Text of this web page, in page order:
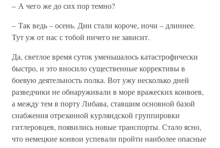
– А чего же до сих пор темно?
– Так ведь – осень. Дни стали короче, ночи – длиннее.
Тут уж от нас с тобой ничего не зависит.
Да, светлое время суток уменьшалось катастрофически
быстро, и это вносило существенные коррективы в
боевую деятельность полка. Вот ужу несколько дней
разведчики не обнаруживали в море вражеских конвоев,
а между тем в порту Либава, ставшим основной базой
снабжения отрезанной курляндской группировки
гитлеровцев, появились новые транспорты. Стало ясно,
что немецкие конвои успевали пройти наиболее опасные